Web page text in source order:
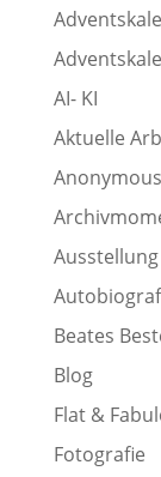
AI- KI
Aktuelle
Anonymous
Ausstellung
Beates
Blog
Flat &
Fotografie